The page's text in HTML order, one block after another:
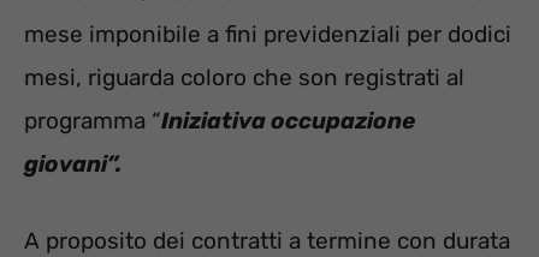
mese imponibile a fini previdenziali per dodici
mesi, riguarda coloro che son registrati al
programma “Iniziativa occupazione
giovani”.
A proposito dei contratti a termine con durata